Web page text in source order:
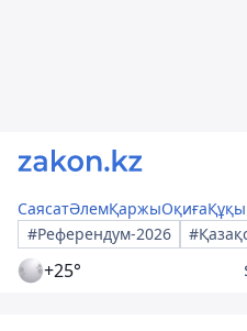
СаясатӘлемҚаржыОқиға
#Референдум-2026
+25°